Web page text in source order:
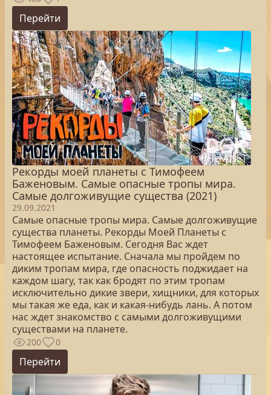
Перейти
Рекорды моей планеты с Тимофеем
Баженовым. Самые опасные тропы мира.
Самые долгоживущие существа (2021)
29.09.2021
Самые опасные тропы мира. Самые долгоживущие
существа планеты. Рекорды Моей Планеты с
Тимофеем Баженовым. Сегодня Вас ждет
настоящее испытание. Сначала мы пройдем по
диким тропам мира, где опасность поджидает на
каждом шагу, так как бродят по этим тропам
исключительно дикие звери, хищники, для которых
мы такая же еда, как и какая-нибудь лань. А потом
нас ждет знакомство с самыми долгоживущими
существами на планете.
200 0
Перейти